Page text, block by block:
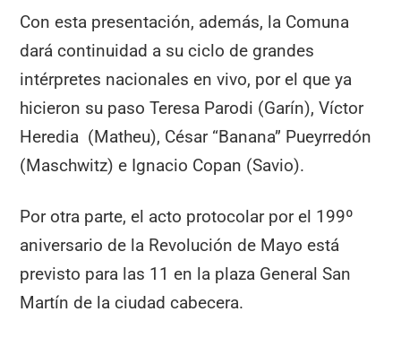
Con esta presentación, además, la Comuna
dará continuidad a su ciclo de grandes
intérpretes nacionales en vivo, por el que ya
hicieron su paso Teresa Parodi (Garín), Víctor
Heredia (Matheu), César “Banana” Pueyrredón
(Maschwitz) e Ignacio Copan (Savio).
Por otra parte, el acto protocolar por el 199º
aniversario de la Revolución de Mayo está
previsto para las 11 en la plaza General San
Martín de la ciudad cabecera.